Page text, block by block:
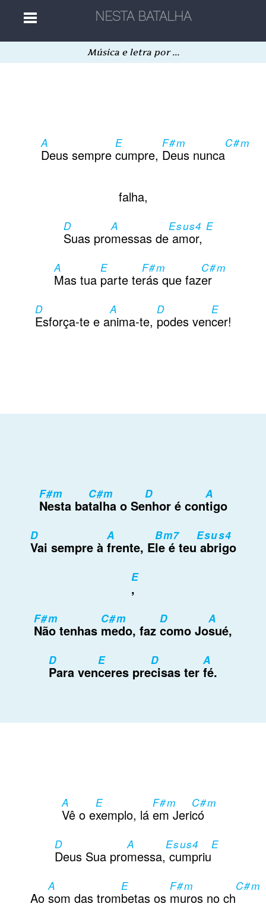
Home
Aleatória
Contactos
Música e letra por ...
A
Deus sempre
E
cumpre,
F#m
Deus nunca
C#m
falha,
D
Suas pro
A
messas de
Esus4 E
amor,
A
Mas tua
E
parte te
F#m
rás que faz
C#m
er
D
Esforça-te e a
A
nima-te,
D
podes ven
E
cer!
F#m
Nesta ba
C#m
talha o Se
D
nhor é con
A
tigo
D
Vai sempre à
A
frente, E
Bm7
le é teu
Esus4
abrigo
E
,
F#m
Não tenhas
C#m
medo, faz
D
como Jo
A
sué,
D
Para ven
E
ceres pre
D
cisas ter
A
fé.
A
Vê o e
E
xemplo, lá
F#m
em Jeri
C#m
có
D
Deus Sua pro
A
messa,
Esus4
cumpriu
E
Ao
A
som das trom
E
betas os
F#m
muros no ch
C#m